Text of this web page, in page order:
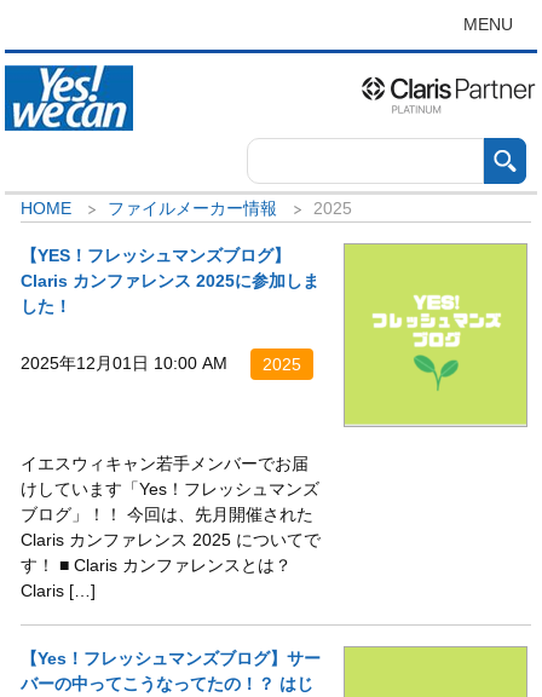
MENU
HOME ファイルメーカー情報 2025
【YES！フレッシュマンズブログ】
Claris カンファレンス 2025に参加しま
した！
2025年12月01日 10:00 AM 2025
イエスウィキャン若手メンバーでお届
けしています「Yes！フレッシュマンズ
ブログ」！！ 今回は、先月開催された
Claris カンファレンス 2025 についてで
す！ ■ Claris カンファレンスとは？
Claris […]
【Yes！フレッシュマンズブログ】サー
バーの中ってこうなってたの！？ はじ